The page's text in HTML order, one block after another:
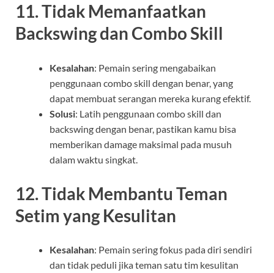
11.Tidak Memanfaatkan
Backswing dan Combo Skill
Kesalahan: Pemain sering mengabaikan
penggunaan combo skill dengan benar, yang
dapat membuat serangan mereka kurang efektif.
Solusi: Latih penggunaan combo skill dan
backswing dengan benar, pastikan kamu bisa
memberikan damage maksimal pada musuh
dalam waktu singkat.
12.Tidak Membantu Teman
Setim yang Kesulitan
Kesalahan: Pemain sering fokus pada diri sendiri
dan tidak peduli jika teman satu tim kesulitan